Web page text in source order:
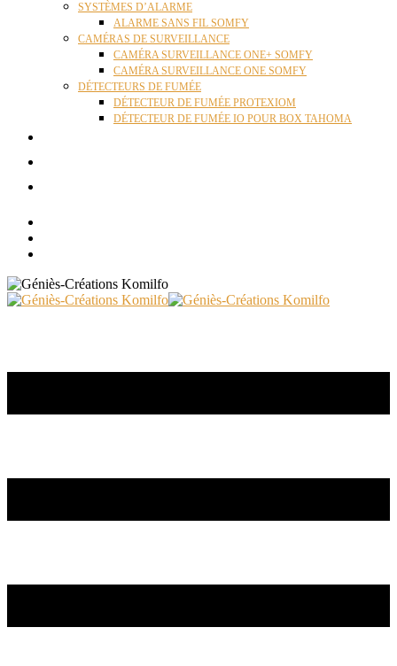
SYSTÈMES D’ALARME
ALARME SANS FIL SOMFY
CAMÉRAS DE SURVEILLANCE
CAMÉRA SURVEILLANCE ONE+ SOMFY
CAMÉRA SURVEILLANCE ONE SOMFY
DÉTECTEURS DE FUMÉE
DÉTECTEUR DE FUMÉE PROTEXIOM
DÉTECTEUR DE FUMÉE IO POUR BOX TAHOMA